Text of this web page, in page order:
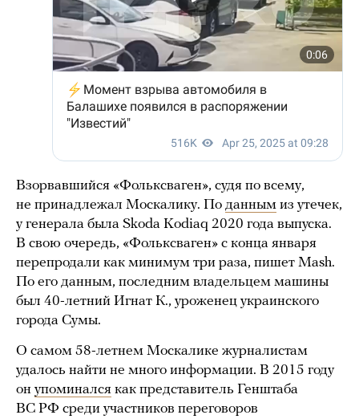
Взорвавшийся «Фольксваген», судя по всему,
не принадлежал Москалику. По данным из утечек,
у генерала была Skoda Kodiaq 2020 года выпуска.
В свою очередь, «Фольксваген» с конца января
перепродали как минимум три раза, пишет Mash.
По его данным, последним владельцем машины
был 40-летний Игнат К., уроженец украинского
города Сумы.
О самом 58-летнем Москалике журналистам
удалось найти не много информации. В 2015 году
он упоминался как представитель Генштаба
ВС РФ среди участников переговоров